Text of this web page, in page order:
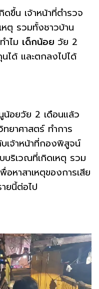
ขึ้น เจ้าหน้าที่ตำรวจ
หตุ รวมทั้งชาวบ้าน
ไม เด็กน้อย วัย 2
ได้ และตกลงไปได้
อยวัย 2 เดือนแล้ว
ยาศาสตร์ ทำการ
จ้าหน้าที่กองพิสูจน์
บริเวณที่เกิดเหตุ รวม
หาสาเหตุของการเสีย
ยนี้ต่อไป